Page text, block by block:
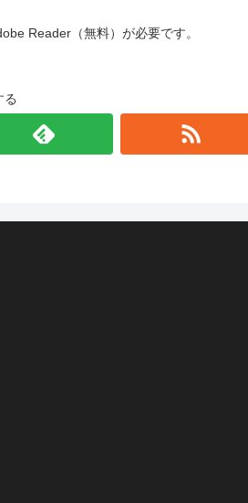
Reader（無料）が必要です。
る